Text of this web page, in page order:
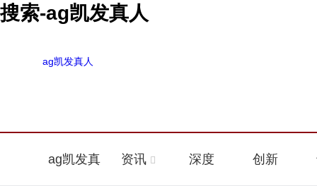
搜索-ag凯发真人
ag凯发真人
ag凯发真 资讯 深度 创新